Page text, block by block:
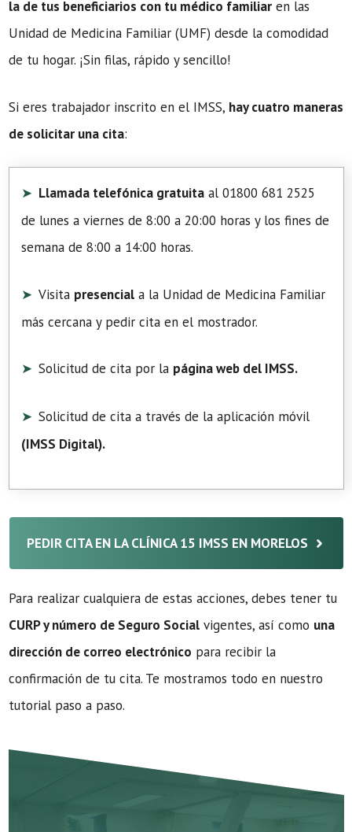
la de tus beneficiarios con tu médico familiar en las
Unidad de Medicina Familiar (UMF) desde la comodidad
de tu hogar. ¡Sin filas, rápido y sencillo!
Si eres trabajador inscrito en el IMSS, hay cuatro maneras
de solicitar una cita:
Llamada telefónica gratuita al 01800 681 2525
de lunes a viernes de 8:00 a 20:00 horas y los fines de
semana de 8:00 a 14:00 horas.
Visita presencial a la Unidad de Medicina Familiar
más cercana y pedir cita en el mostrador.
Solicitud de cita por la página web del IMSS.
Solicitud de cita a través de la aplicación móvil
(IMSS Digital).
PEDIR CITA EN LA CLÍNICA 15 IMSS EN MORELOS
Para realizar cualquiera de estas acciones, debes tener tu
CURP y número de Seguro Social vigentes, así como una
dirección de correo electrónico para recibir la
confirmación de tu cita. Te mostramos todo en nuestro
tutorial paso a paso.